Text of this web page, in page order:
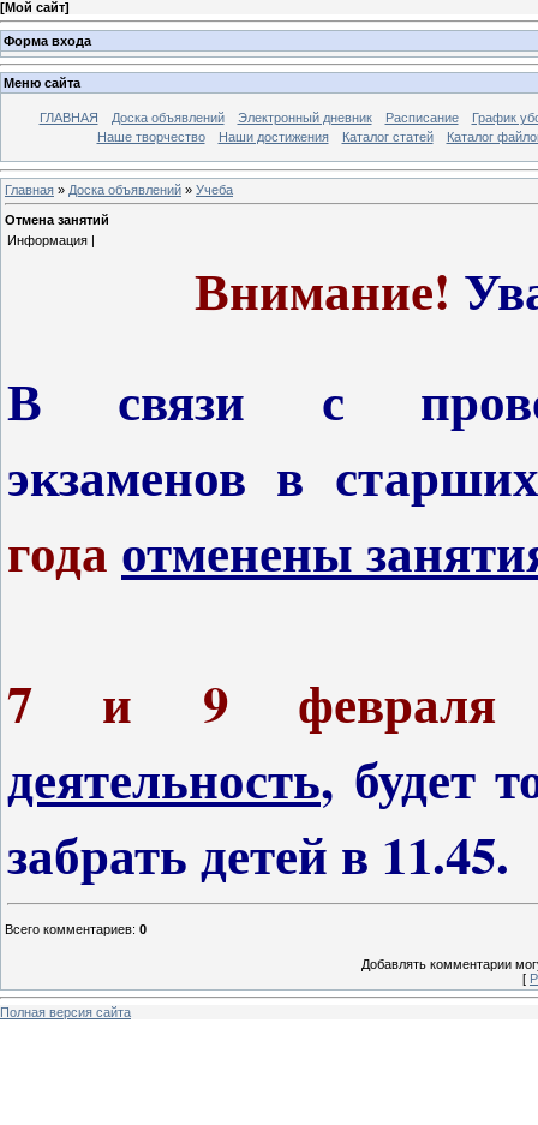
[Мой сайт]
Форма входа
Меню сайта
ГЛАВНАЯ Доска объявлений Электронный дневник Расписание
График
Наше творчество
Наши достижения Каталог статей Каталог
Главная » Доска объявлений » Учеба
Отмена занятий
Информация |
Внимание!
В связи с
экзаменов в
года отменены
7 и 9 февраля
деятельность, будет
забрать детей в 11.45.
Всего комментариев: 0
Добавлять комментарии
[
Полная версия сайта